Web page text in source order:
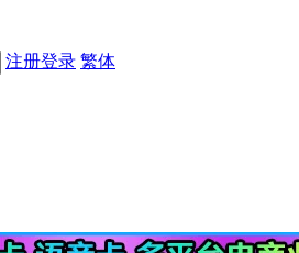
注册登录 繁体